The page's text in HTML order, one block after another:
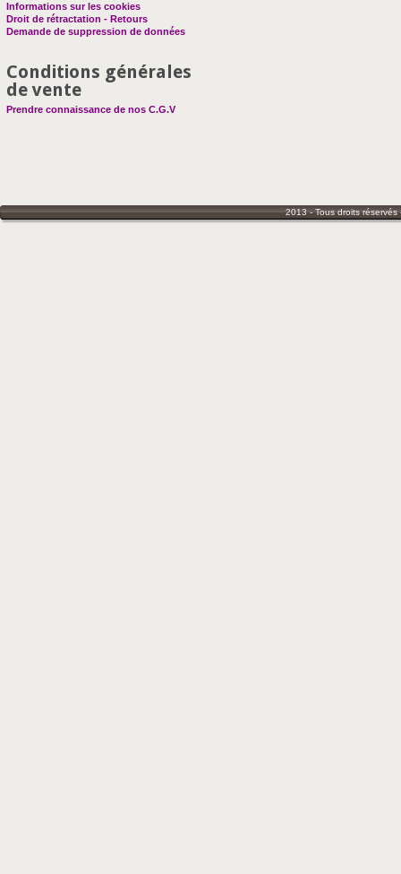
Informations sur les cookies
Droit de rétractation - Retours
Demande de suppression de données
Conditions générales
de vente
Prendre connaissance de nos C.G.V
2013 - Tous droits